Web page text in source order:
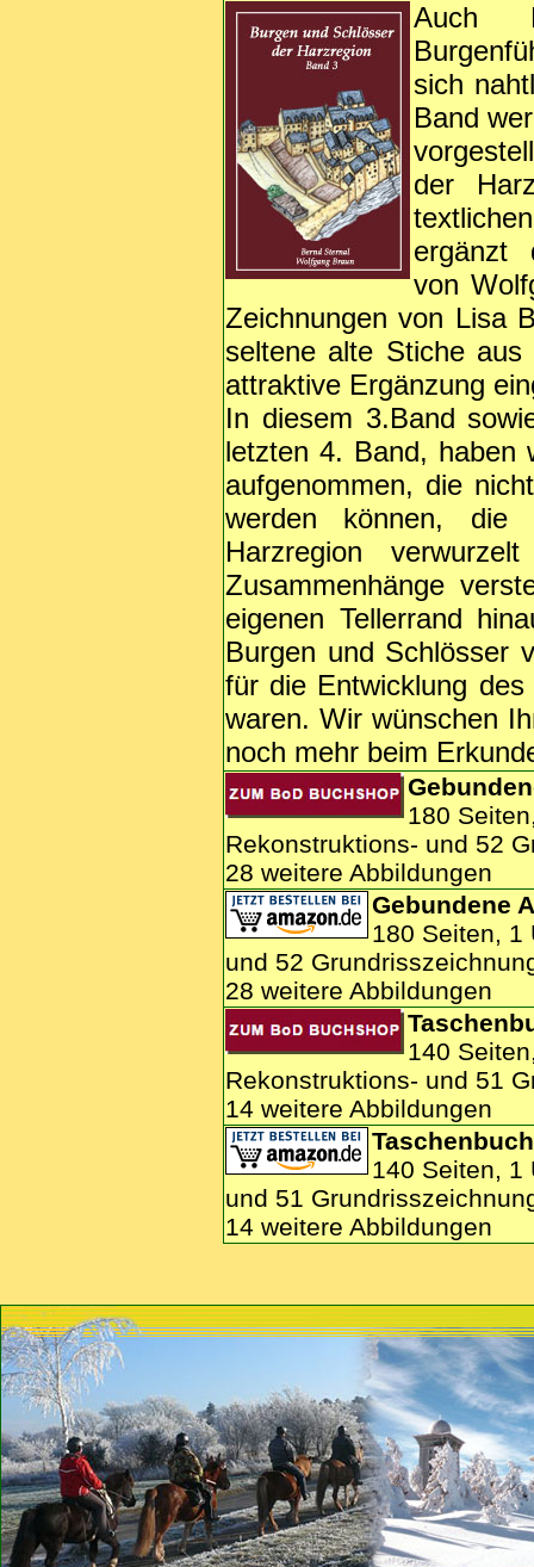
Auch
sich
Band
der
ergänzt
von
Zeichnungen von Lisa
seltene alte Stiche
attraktive Ergänzung
In diesem 3.Band
letzten 4. Band, haben
aufgenommen, die
werden können,
Harzregion
Zusammenhänge
eigenen Tellerrand
Burgen und Schlösser
für die Entwicklung
waren. Wir wünschen
noch mehr beim
180
Rekonstruktions- und 52
28 weitere Abbildungen
Gebundene
180 Seiten, 1
und 52
28 weitere Abbildungen
140
Rekonstruktions- und 51
14 weitere Abbildungen
140 Seiten, 1
und 51
14 weitere Abbildungen